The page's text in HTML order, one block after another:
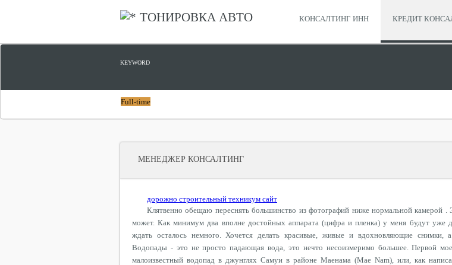
ТОНИРОВКА АВТО КОНСАЛТИНГ ИНН КРЕДИТ
KEYWORD
Full-time
МЕНЕДЖЕР КОНСАЛТИНГ
дорожно строительный техникум сайт
Клятвенно обещаю переснять большинство из фотографий ниже нормальной камерой .
может. Как минимум два вполне достойных аппарата (цифра и пленка) у меня будут уже
ждать осталось немного. Хочется делать красивые, живые и вдохновляющие
Водопады - это не просто падающая вода, это нечто несоизмеримо большее. Первой
малоизвестный водопад в джунглях Самуи в районе Маенама (Mae Nam), или, как